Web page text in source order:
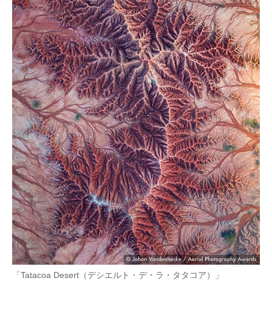
「Tatacoa Desert（デシエルト・デ・ラ・タタコア）」